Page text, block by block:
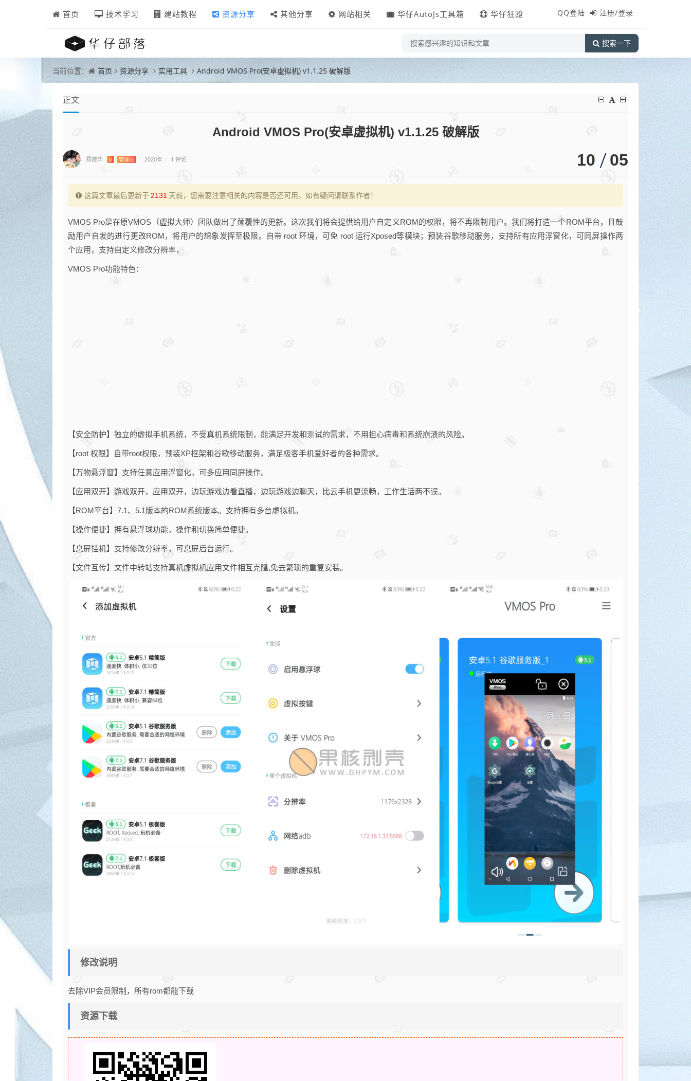
首页 技术学习 建站教程 资源分享 其他分享 网站相关 华仔AutoJs工具箱 华仔狂蹬 QQ登陆 注册/登录
搜索一下
当前位置： 首页 资源分享 实用工具 Android VMOS Pro(安卓虚拟机) v1.1.25 破解版
正文
Android VMOS Pro(安卓虚拟机) v1.1.25 破解版
郑建华 V 管理员 2020年 1 评论 10 05
这篇文章最后更新于 2131 天前，您需要注意相关的内容是否还可用，如有疑问请联系作者！
VMOS Pro是在原VMOS（虚拟大师）团队做出了颠覆性的更新。这次我们将会提供给用户自定义ROM的权限，将不再限制用户。我们将打造一个ROM平台，且鼓
励用户自发的进行更改ROM，将用户的想象发挥至极限。自带 root 环境，可免 root 运行Xposed等模块；预装谷歌移动服务，支持所有应用浮窗化，可同屏操作两
个应用，支持自定义修改分辨率，
VMOS Pro功能特色：
【安全防护】独立的虚拟手机系统，不受真机系统限制，能满足开发和测试的需求，不用担心病毒和系统崩溃的风险。
【root 权限】自带root权限，预装XP框架和谷歌移动服务，满足极客手机爱好者的各种需求。
【万物悬浮窗】支持任意应用浮窗化，可多应用同屏操作。
【应用双开】游戏双开，应用双开，边玩游戏边看直播，边玩游戏边聊天，比云手机更流畅，工作生活两不误。
【ROM平台】7.1、5.1版本的ROM系统版本。支持拥有多台虚拟机。
【操作便捷】拥有悬浮球功能，操作和切换简单便捷。
【息屏挂机】支持修改分辨率，可息屏后台运行。
【文件互传】文件中转站支持真机虚拟机应用文件相互克隆,免去繁琐的重复安装。
修改说明
去除VIP会员限制，所有rom都能下载
资源下载